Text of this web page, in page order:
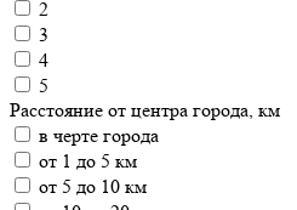
2
3
4
5
Расстояние от центра города, км
в черте города
от 1 до 5 км
от 5 до 10 км